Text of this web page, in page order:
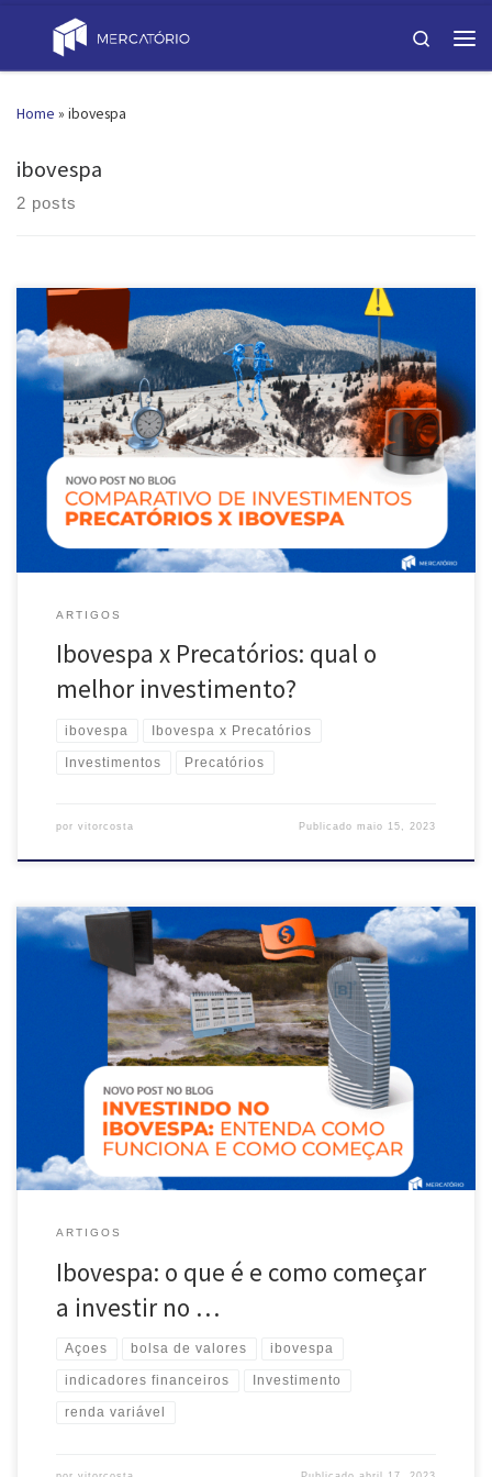
Skip to content
Search
Home » ibovespa
ibovespa
2 posts
Ibovespa x Precatórios, em qual investir? Escolher o investimento
certo pode não ser uma tarefa fácil para quem quer diversificar a
carteira. Conhecer as características de cada ativo é essencial para
tomar a melhor decisão e ter um retorno mais satisfatório. Neste
artigo, vamos comparar as duas opções. Analisaremos os pontos
[…]
ARTIGOS
Ibovespa x Precatórios: qual o
melhor investimento?
ibovespa Ibovespa x Precatórios
Investimentos Precatórios
por vitorcosta Publicadomaio 15, 2023
Quando se trata de investimentos no Brasil, Ibovespa é um nome bem
popular entre os investidores. Esse índice representa o desempenho
das principais empresas listadas na Bolsa de Valores brasileira. Mas
como funciona? Quais são as melhores maneiras de investir nele? E
como começar? Neste artigo, vamos explorar tudo o que você
precisa […]
ARTIGOS
Ibovespa: o que é e como começar
a investir no …
Açoes bolsa de valores ibovespa
indicadores financeiros Investimento
renda variável